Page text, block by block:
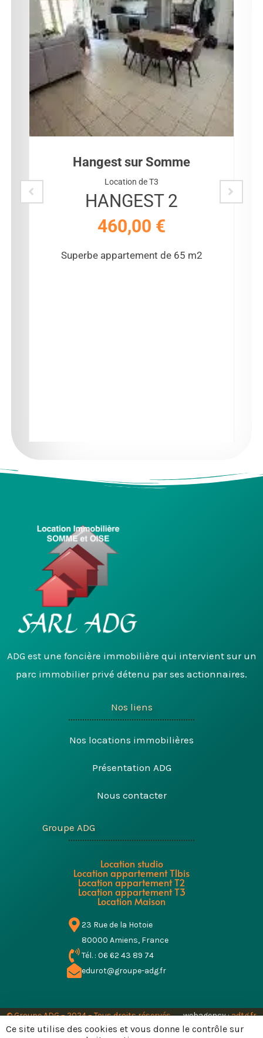
Hangest sur Somme
Location de T3
HANGEST 2
460,00 €
Superbe appartement de 65 m2
ADG est une foncière immobilière qui intervient sur un
parc immobilier privé détenu par ses actionnaires.
Nos liens
Nos locations immobilières
Présentation ADG
Nous contacter
Groupe ADG
Location studio
Location appartement T1bis
Location appartement T2
Location appartement T3
Location Maison
23 Rue de la Hotoie
80000 Amiens, France
Tél. : 06 62 43 89 74
edurot@groupe-adg.fr
© Groupe ADG – 2024 – Tous droits réservés webagency :adtg.fr
Conditions générales d’utilisation
Ce site utilise des cookies et vous donne le contrôle sur